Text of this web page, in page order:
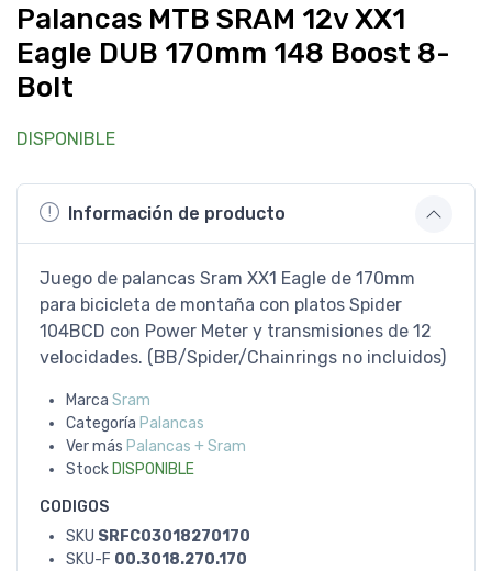
Palancas MTB SRAM 12v XX1
Eagle DUB 170mm 148 Boost 8-
Bolt
DISPONIBLE
Información de producto
Juego de palancas Sram XX1 Eagle de 170mm
para bicicleta de montaña con platos Spider
104BCD con Power Meter y transmisiones de 12
velocidades. (BB/Spider/Chainrings no incluidos)
Marca Sram
Categoría Palancas
Ver más Palancas + Sram
Stock DISPONIBLE
CODIGOS
SKU SRFC03018270170
SKU-F 00.3018.270.170